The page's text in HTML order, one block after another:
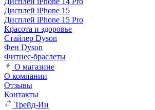
Дисплей iPhone 15
Дисплей iPhone 15 Pro
Красота и здоровье
Стайлер Dyson
Фен Dyson
Фитнес-браслеты
О магазине
О компании
Отзывы
Контакты
Трейд-Ин